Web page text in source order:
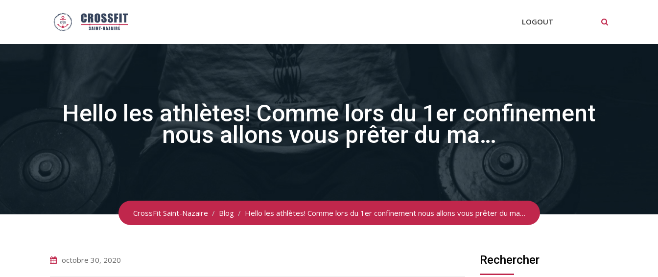
LOGOUT
Hello les athlètes! Comme lors du 1er confinement
nous allons vous prêter du ma…
CrossFit Saint-Nazaire / Blog / Hello les athlètes! Comme lors du 1er confinement nous allons vous prêter du ma…
octobre 30, 2020 Rechercher